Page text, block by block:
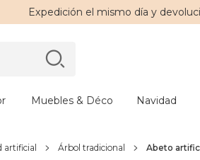
Expedición el mismo día y
Muebles & Déco Navidad
artificial Árbol tradicional Abeto